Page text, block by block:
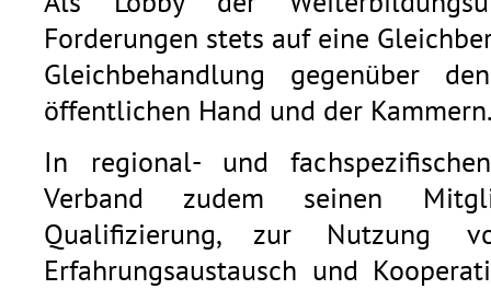
Forderungen stets auf eine
Gleichbehandlung gegenüber
öffentlichen Hand und der
In regional- und
Verband zudem seinen
Qualifizierung, zur Nutzung
Erfahrungsaustausch und